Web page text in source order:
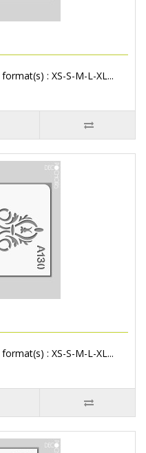
: XS-S-M-L-XL...
: XS-S-M-L-XL...